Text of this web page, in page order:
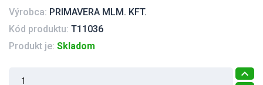
Výrobca: PRIMAVERA MLM. KFT.
Kód produktu: T11036
Produkt je: Skladom